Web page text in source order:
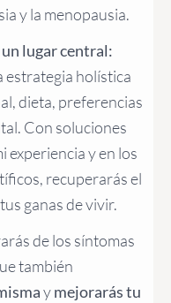
y la menopausia.
lugar central:
estrategia holística
dieta, preferencias
Con soluciones
experiencia y en los
recuperarás el
ganas de vivir.
de los síntomas
también
ymejorarás tu